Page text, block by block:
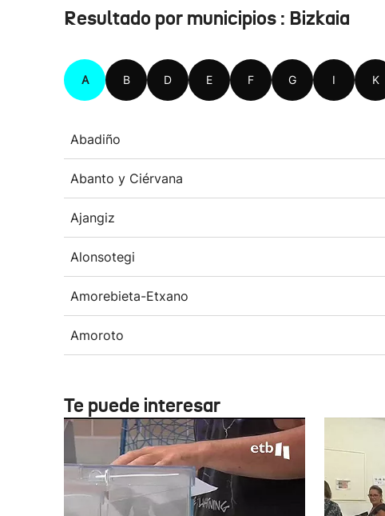
Resultado por municipios : Bizkaia
A B D E F G I K
Abadiño
Abanto y Ciérvana
Ajangiz
Alonsotegi
Amorebieta-Etxano
Amoroto
Te puede interesar